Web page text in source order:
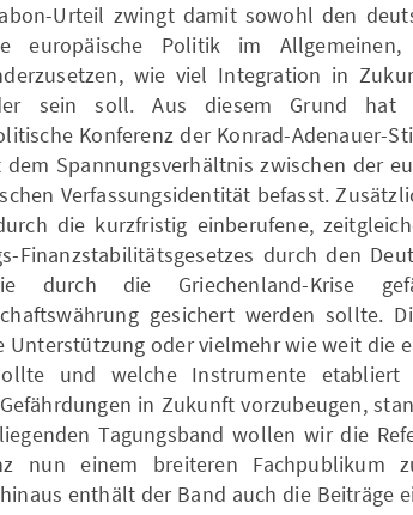
Urteil zwingt damit sowohl den
europäische Politik im
wie viel Integration in
sein soll. Aus diesem Grund hat
Konferenz der Konrad-Adenauer-
dem Spannungsverhältnis zwischen der
Verfassungsidentität befasst.
die kurzfristig einberufene,
Finanzstabilitätsgesetzes durch den
durch die Griechenland-Krise
gesichert werden sollte.
Unterstützung oder vielmehr wie weit die
und welche Instrumente etabliert
in Zukunft vorzubeugen,
Tagungsband wollen wir die
nun einem breiteren Fachpublikum
enthält der Band auch die Beiträge